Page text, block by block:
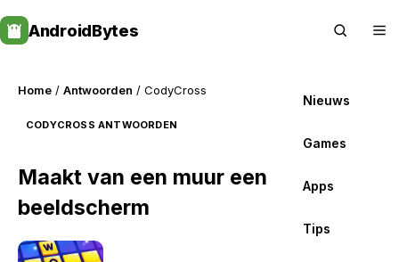
to
content
AndroidBytes
Nieuws
Games
Apps
Tips
Home / Antwoorden / CodyCross
CODYCROSS ANTWOORDEN
Maakt van een muur een
beeldscherm